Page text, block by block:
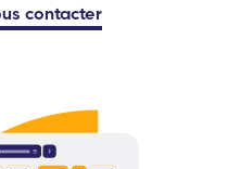
contacter